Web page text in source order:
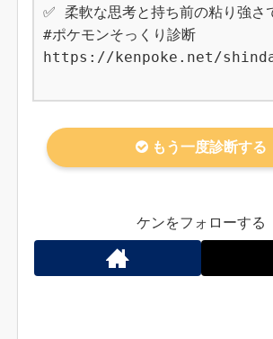
✅ 柔軟な思考と持ち前の粘り強さ
#ポケモンそっくり診断
https://kenpoke.net/
もう一度診断する
ケンをフォローする